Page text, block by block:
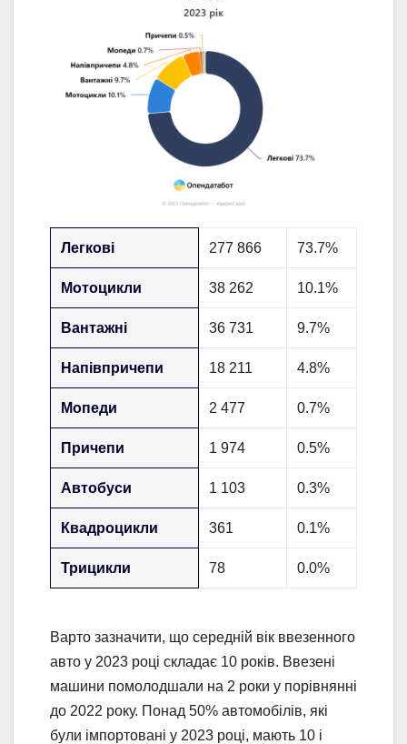
Легкові 277 866 73.7%
Мотоцикли 38 262 10.1%
Вантажні 36 731 9.7%
Напівпричепи 18 211 4.8%
Мопеди 2 477 0.7%
Причепи 1 974 0.5%
Автобуси 1 103 0.3%
Квадроцикли 361 0.1%
Трицикли 78 0.0%
Варто зазначити, що середній вік ввезенного
авто у 2023 році складає 10 років. Ввезені
машини помолодшали на 2 роки у порівнянні
до 2022 року. Понад 50% автомобілів, які
були імпортовані у 2023 році, мають 10 і